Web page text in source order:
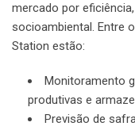
mercado por
socioambiental. Entre
Station estão:
Monitoramento
produtivas e
Previsão de